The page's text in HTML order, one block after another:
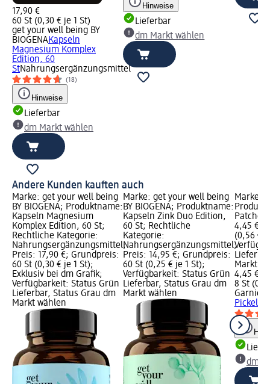
17,90 €
60 St (0,30 € je 1 St)
get your well being BY
BIOGENAKapseln
Magnesium Komplex
Edition, 60
StNahrungsergänzungsmittel
(18)
Hinweise
Lieferbar
dm Markt wählen
Hinweise
Lieferbar
dm Markt wählen
Andere Kunden kauften auch
Marke: get your well being
BY BIOGENA; Produktname:
Kapseln Magnesium
Komplex Edition, 60 St;
Rechtliche Kategorie:
Nahrungsergänzungsmittel;
Preis: 17,90 €; Grundpreis:
60 St (0,30 € je 1 St);
Exklusiv bei dm Grafik;
Verfügbarkeit: Status Grün
Lieferbar, Status Grau dm
Markt wählen
Marke: get your well being
BY BIOGENA; Produktname:
Kapseln Zink Duo Edition,
60 St; Rechtliche
Kategorie:
Nahrungsergänzungsmittel;
Preis: 14,95 €; Grundpreis:
60 St (0,25 € je 1 St);
Verfügbarkeit: Status Grün
Lieferbar, Status Grau dm
Markt wählen
Marke:
4,45 €;
(0,56 €
Markt
4,45 €
8 St
Garnier
Pickel
dm